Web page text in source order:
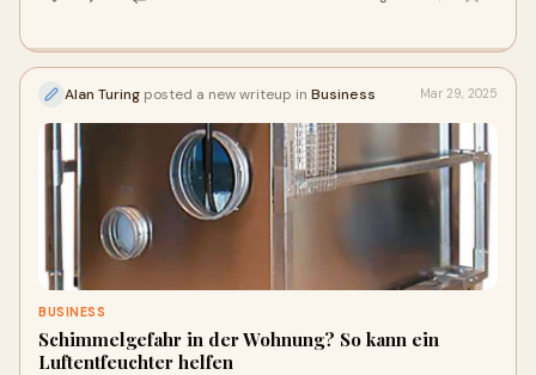
Alan Turing posted a new writeup in Business Mar 29, 2025
BUSINESS
Schimmelgefahr in der Wohnung? So kann ein
Luftentfeuchter helfen